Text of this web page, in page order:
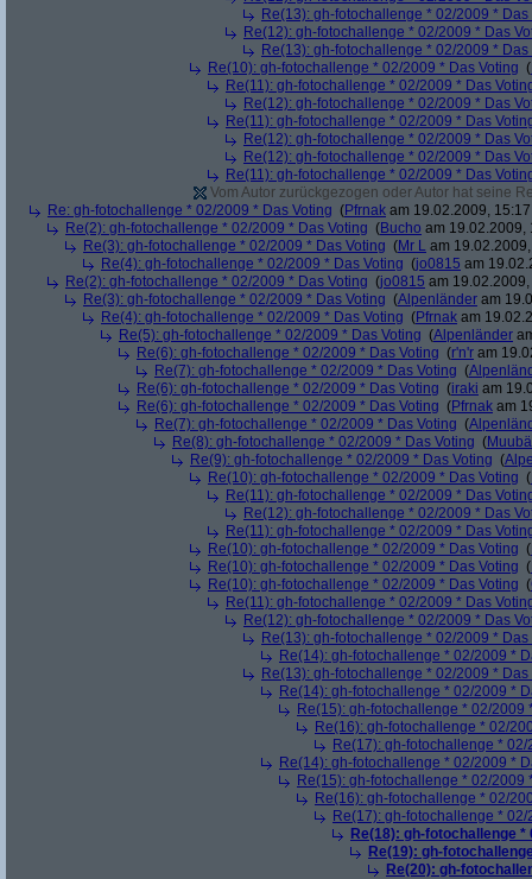
Re(13): gh-fotochallenge * 02/2009 * Das
Re(12): gh-fotochallenge * 02/2009 * Das
Re(13): gh-fotochallenge * 02/2009 * Das
Re(10): gh-fotochallenge * 02/2009 * Das Voting (
Re(11): gh-fotochallenge * 02/2009 * Das
Re(12): gh-fotochallenge * 02/2009 * Das
Re(11): gh-fotochallenge * 02/2009 * Das
Re(12): gh-fotochallenge * 02/2009 * Das
Re(12): gh-fotochallenge * 02/2009 * Das
Re(11): gh-fotochallenge * 02/2009 * Das
Vom Autor zurückgezogen oder Autor hat seine
Re: gh-fotochallenge * 02/2009 * Das Voting (Pfrnak am 19.02.2009,
Re(2): gh-fotochallenge * 02/2009 * Das Voting (Bucho am 19.02.2009,
Re(3): gh-fotochallenge * 02/2009 * Das Voting (Mr L am
Re(4): gh-fotochallenge * 02/2009 * Das Voting (jo0815 am
Re(2): gh-fotochallenge * 02/2009 * Das Voting (jo0815 am
Re(3): gh-fotochallenge * 02/2009 * Das Voting (Alpenländer am
Re(4): gh-fotochallenge * 02/2009 * Das Voting (Pfrnak am
Re(5): gh-fotochallenge * 02/2009 * Das Voting (Alpenländer
Re(6): gh-fotochallenge * 02/2009 * Das Voting (r'n'r am
Re(7): gh-fotochallenge * 02/2009 * Das Voting (
Re(6): gh-fotochallenge * 02/2009 * Das Voting (iraki am
Re(6): gh-fotochallenge * 02/2009 * Das Voting (Pfrnak am
Re(7): gh-fotochallenge * 02/2009 * Das Voting (
Re(8): gh-fotochallenge * 02/2009 * Das Voting (
Re(9): gh-fotochallenge * 02/2009 * Das Voting (
Re(10): gh-fotochallenge * 02/2009 * Das Voting (
Re(11): gh-fotochallenge * 02/2009 * Das
Re(12): gh-fotochallenge * 02/2009 * Das
Re(11): gh-fotochallenge * 02/2009 * Das
Re(10): gh-fotochallenge * 02/2009 * Das Voting (
Re(10): gh-fotochallenge * 02/2009 * Das Voting (
Re(10): gh-fotochallenge * 02/2009 * Das Voting (
Re(11): gh-fotochallenge * 02/2009 * Das
Re(12): gh-fotochallenge * 02/2009 * Das
Re(13): gh-fotochallenge * 02/2009 * Das
Re(14): gh-fotochallenge * 02/2009 *
Re(13): gh-fotochallenge * 02/2009 * Das
Re(14): gh-fotochallenge * 02/2009 *
Re(15): gh-fotochallenge * 02/2009
Re(16): gh-fotochallenge * 02/
Re(17): gh-fotochallenge *
Re(14): gh-fotochallenge * 02/2009 *
Re(15): gh-fotochallenge * 02/2009
Re(16): gh-fotochallenge * 02/
Re(17): gh-fotochallenge *
Re(18): gh-fotochallenge *
Re(19): gh-
Re(20): gh-